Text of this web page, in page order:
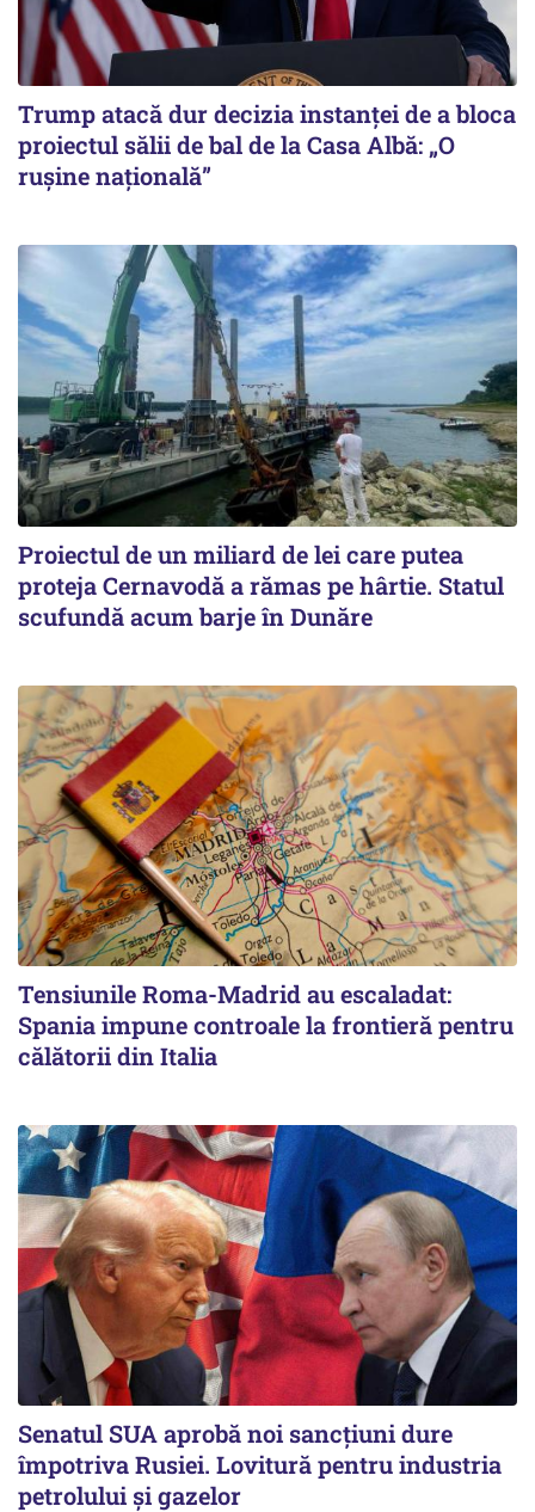
Trump atacă dur decizia instanţei de a bloca
proiectul sălii de bal de la Casa Albă: „O
ruşine naţională”
Proiectul de un miliard de lei care putea
proteja Cernavodă a rămas pe hârtie. Statul
scufundă acum barje în Dunăre
Tensiunile Roma-Madrid au escaladat:
Spania impune controale la frontieră pentru
călătorii din Italia
Senatul SUA aprobă noi sancțiuni dure
împotriva Rusiei. Lovitură pentru industria
petrolului și gazelor